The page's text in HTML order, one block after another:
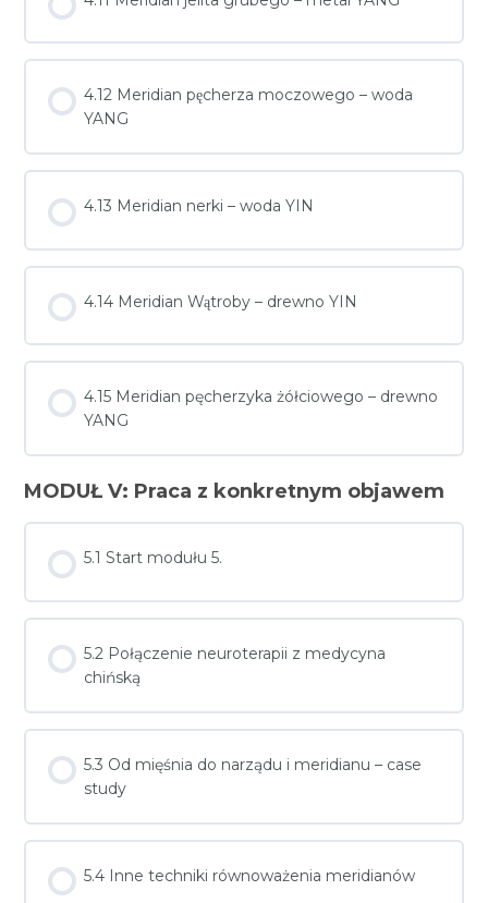
4.12 Meridian pęcherza moczowego – woda
YANG
4.13 Meridian nerki – woda YIN
4.14 Meridian Wątroby – drewno YIN
4.15 Meridian pęcherzyka żółciowego – drewno
YANG
MODUŁ V: Praca z konkretnym objawem
5.1 Start modułu 5.
5.2 Połączenie neuroterapii z medycyna
chińską
5.3 Od mięśnia do narządu i meridianu – case
study
5.4 Inne techniki równoważenia meridianów